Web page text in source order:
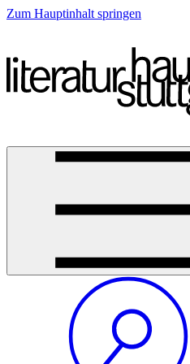
Zum Hauptinhalt springen